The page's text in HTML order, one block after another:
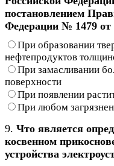
постановлением
Федерации № 1479 от
При образовании
нефтепродуктов
При замасливании
поверхности
При появлении
При любом
9. Что является
косвенном
устройства